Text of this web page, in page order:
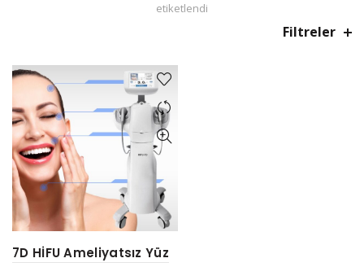
etiketlendi
Filtreler
7D HİFU Ameliyatsız Yüz